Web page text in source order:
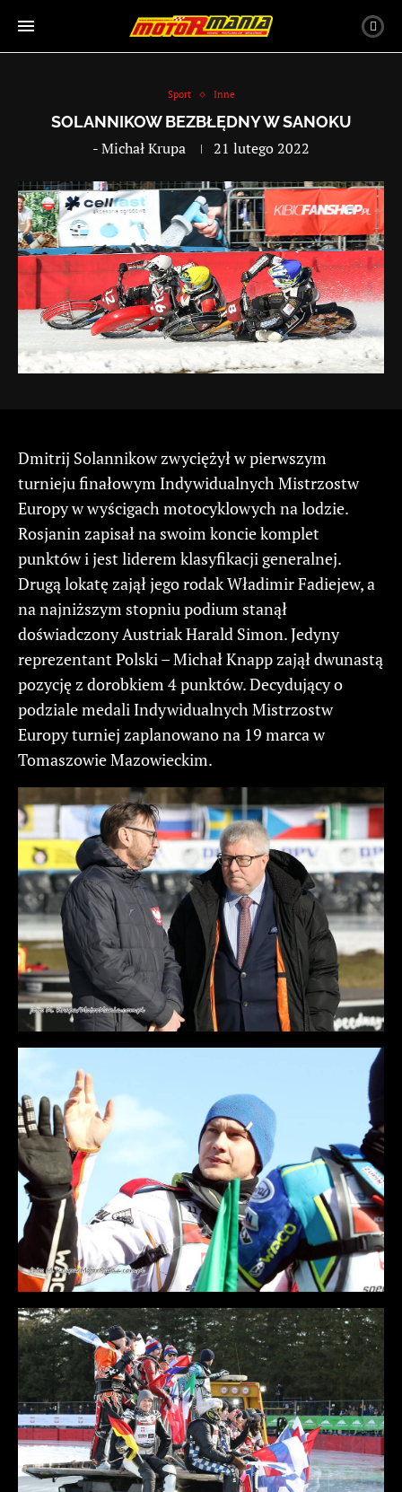
Sport Inne
SOLANNIKOW BEZBŁĘDNY W SANOKU
-Michał Krupa 21 lutego 2022
Dmitrij Solannikow zwyciężył w pierwszym
turnieju finałowym Indywidualnych Mistrzostw
Europy w wyścigach motocyklowych na lodzie.
Rosjanin zapisał na swoim koncie komplet
punktów i jest liderem klasyfikacji generalnej.
Drugą lokatę zajął jego rodak Władimir Fadiejew, a
na najniższym stopniu podium stanął
doświadczony Austriak Harald Simon. Jedyny
reprezentant Polski – Michał Knapp zajął dwunastą
pozycję z dorobkiem 4 punktów. Decydujący o
podziale medali Indywidualnych Mistrzostw
Europy turniej zaplanowano na 19 marca w
Tomaszowie Mazowieckim.